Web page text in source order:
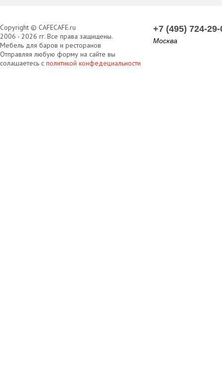
Copyright © CAFECAFE.ru
2006 - 2026 гг. Все права защищены.
Мебель для баров и ресторанов
Отправляя любую форму на сайте вы
солашаетесь с политикой конфедециальности
+7 (495) 724-29-
Москва